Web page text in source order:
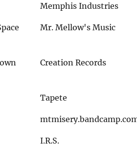
Memphis Industries
Mr. Mellow's Music
Creation Records
Tapete
I.R.S.